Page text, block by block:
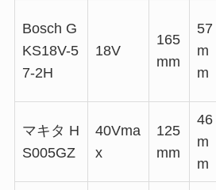
Bosch G
KS18V-5
7-2H
18V
165
mm
57
m
m
マキタ H
S005GZ
40Vma
x
125
mm
46
m
m